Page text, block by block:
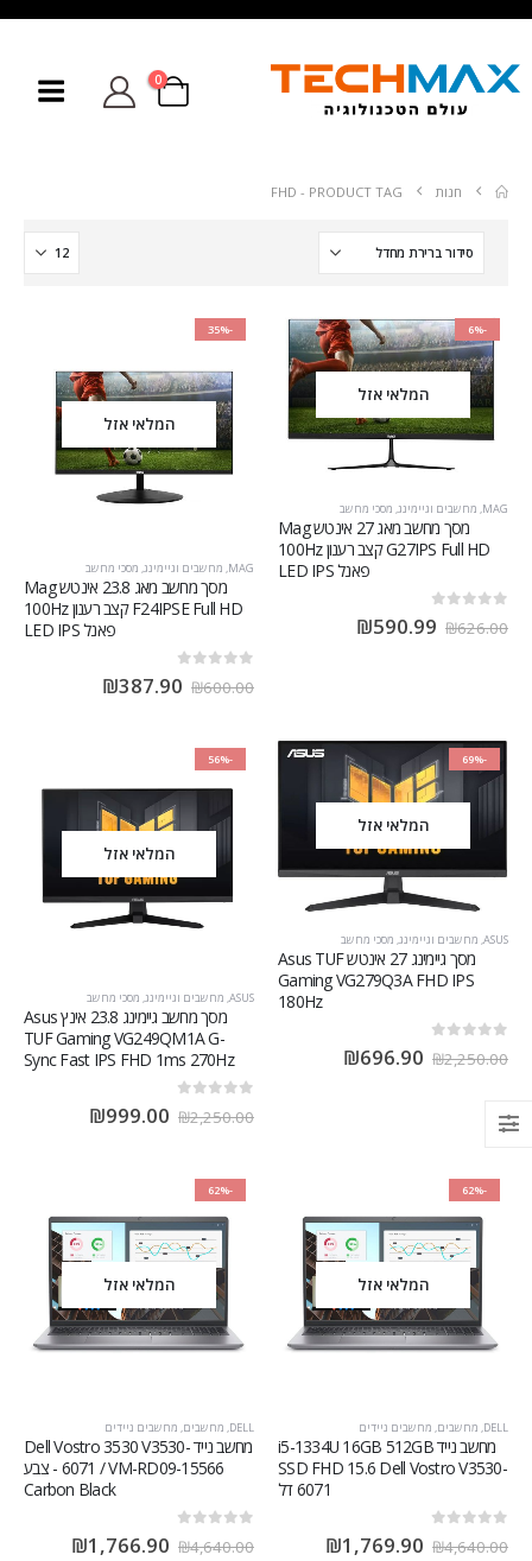
0
חנות PRODUCT TAG -
FHD
-6%
המלאי אזל
MAG
, מחשבים וגיימינג, מסכי מחשב
מסך מחשב ‏מאג 27 ‏אינטש Mag
G27IPS Full HD קצב רענון 100Hz
פאנל LED IPS
₪626.00
₪590.99
-35%
המלאי אזל
MAG
, מחשבים וגיימינג, מסכי מחשב
מסך מחשב ‏מאג 23.8 ‏אינטש Mag
F24IPSE Full HD קצב רענון 100Hz
פאנל LED IPS
₪600.00
₪387.90
-69%
המלאי אזל
ASUS מחשבים וגיימינג מסכי מחשב
מסך גיימינג ‏27 ‏אינטש Asus TUF
Gaming VG279Q3A FHD IPS
180Hz
₪2,250.00
₪696.90
-56%
המלאי אזל
ASUS
, מחשבים וגיימינג, מסכי מחשב
מסך מחשב גיימינג 23.8 אינץ Asus
TUF Gaming VG249QM1A G-
Sync Fast IPS FHD 1ms 270Hz
₪2,250.00
₪999.00
-62%
המלאי אזל
DELL
, מחשבים, מחשבים ניידים
מחשב נייד i5-1334U 16GB 512GB
SSD FHD 15.6 Dell Vostro V3530-
6071 דל
₪4,640.00
₪1,769.90
-62%
המלאי אזל
DELL
, מחשבים, מחשבים ניידים
מחשב נייד Dell Vostro 3530 V3530-
6071 / VM-RD09-15566 - צבע
Carbon Black
₪4,640.00
₪1,766.90